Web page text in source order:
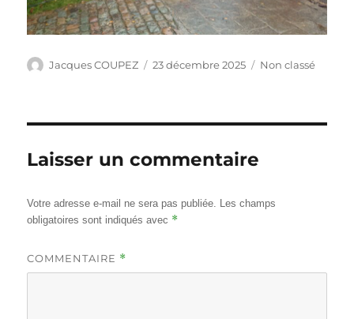
Auteur
Jacques COUPEZ
Publié
23 décembre 2025 Catégories
Non classé
Laisser un commentaire
Votre adresse e-mail ne sera pas publiée. Les champs
obligatoires sont indiqués avec *
COMMENTAIRE *